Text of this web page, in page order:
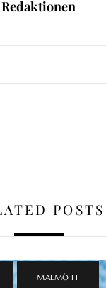
Redaktionen
POSTS
, MALMÖ FF